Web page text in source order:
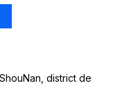
district de